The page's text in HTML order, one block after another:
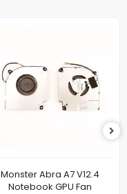
Monster Abra A7 V12.4
Notebook GPU Fan